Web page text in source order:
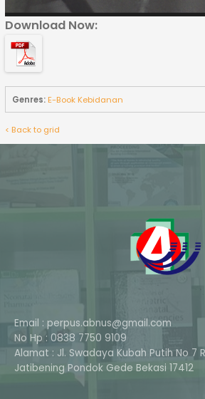
Download Now:
Genres:E-Book Kebidanan
< Back to grid
Email : perpus.abnus@gmail.com
No Hp : 0838 7750 9109
Alamat : Jl. Swadaya Kubah Putih No 7
Jatibening Pondok Gede Bekasi 17412